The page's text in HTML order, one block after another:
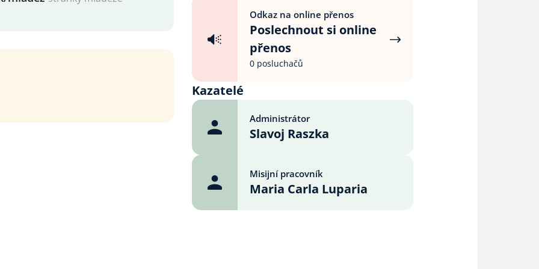
Odkaz na online přenos
Poslechnout si online
přenos
0 posluchačů
Kazatelé
Administrátor
Slavoj Raszka
Misijní pracovník
Maria Carla Luparia